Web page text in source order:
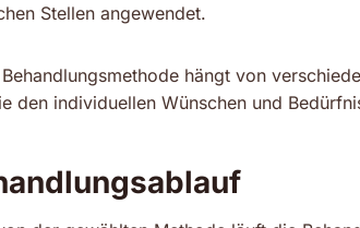
Stellen angewendet.
hängt von
den individuellen Wünschen und